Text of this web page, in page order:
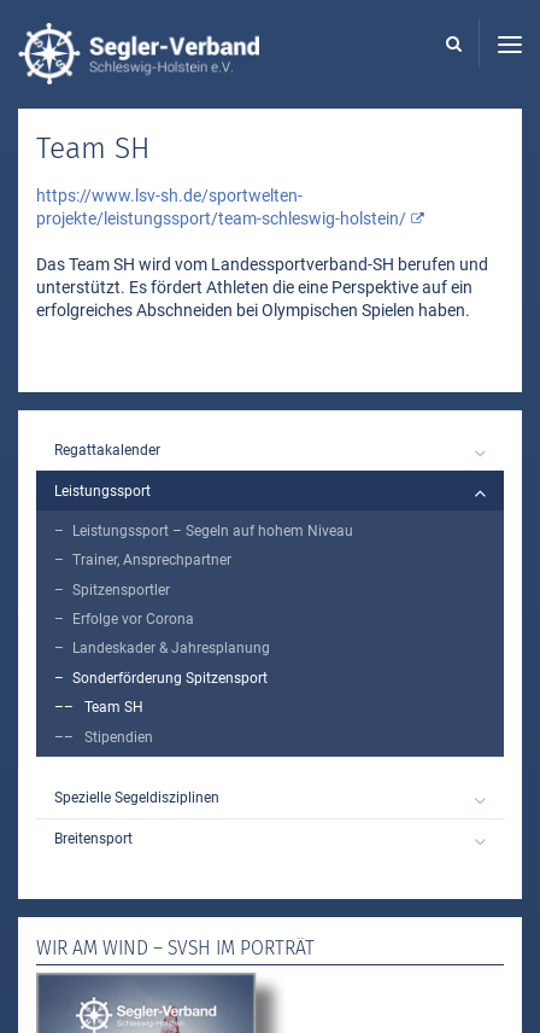
Team SH
https://www.lsv-sh.de/sportwelten-
projekte/leistungssport/team-schleswig-holstein/
Das Team SH wird vom Landessportverband-SH berufen und
unterstützt. Es fördert Athleten die eine Perspektive auf ein
erfolgreiches Abschneiden bei Olympischen Spielen haben.
MAINRegattakalender
Leistungssport
Leistungssport – Segeln auf hohem Niveau
Trainer, Ansprechpartner
Spitzensportler
Erfolge vor Corona
Landeskader & Jahresplanung
Sonderförderung Spitzensport
Team SH
Stipendien
Spezielle Segeldisziplinen
Breitensport
WIR AM WIND – SVSH IM PORTRÄT